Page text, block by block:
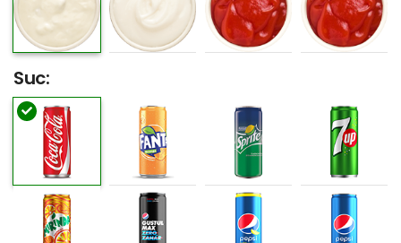
Suc: